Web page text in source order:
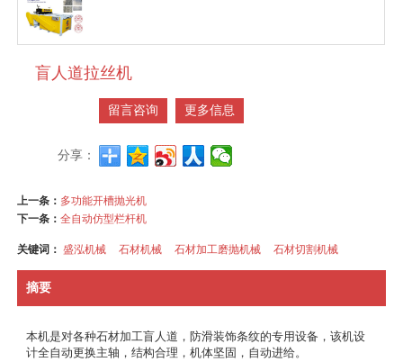
盲人道拉丝机
留言咨询 更多信息
分享：
上一条： 多功能开槽抛光机
下一条：全自动仿型栏杆机
关键词：盛泓机械 石材机械 石材加工磨抛机械 石材切割机械
摘要
本机是对各种石材加工盲人道，防滑装饰条纹的专用设备，该机设
计全自动更换主轴，结构合理，机体坚固，自动进给。